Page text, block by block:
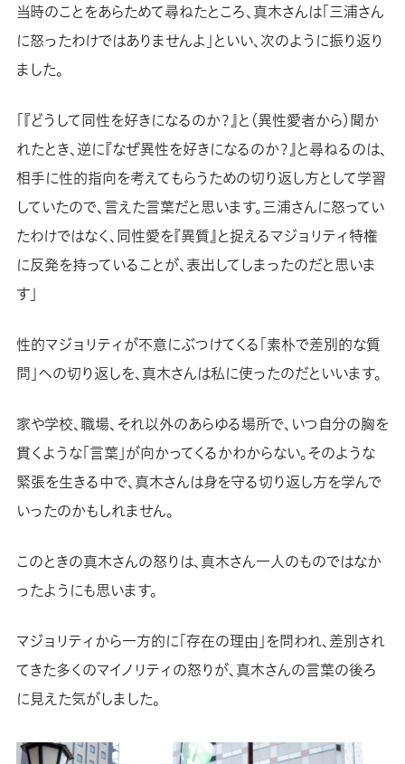
当時のことをあらためて尋ねたところ、真木さんは「三浦さん
に怒ったわけではありませんよ」といい、次のように振り返り
ました。
「『どうして同性を好きになるのか？』と（異性愛者から）聞か
れたとき、逆に『なぜ異性を好きになるのか？』と尋ねるのは、
相手に性的指向を考えてもらうための切り返し方として学習
していたので、言えた言葉だと思います。三浦さんに怒ってい
たわけではなく、同性愛を『異質』と捉えるマジョリティ特権
に反発を持っていることが、表出してしまったのだと思いま
す」
性的マジョリティが不意にぶつけてくる「素朴で差別的な質
問」への切り返しを、真木さんは私に使ったのだといいます。
家や学校、職場、それ以外のあらゆる場所で、いつ自分の胸を
貫くような「言葉」が向かってくるかわからない。そのような
緊張を生きる中で、真木さんは身を守る切り返し方を学んで
いったのかもしれません。
このときの真木さんの怒りは、真木さん一人のものではなか
ったようにも思います。
マジョリティから一方的に「存在の理由」を問われ、差別され
てきた多くのマイノリティの怒りが、真木さんの言葉の後ろ
に見えた気がしました。